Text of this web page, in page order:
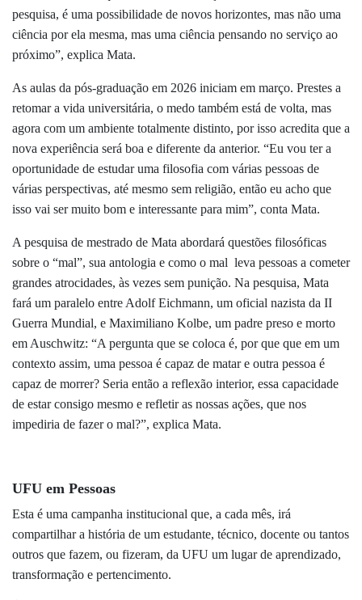
pesquisa, é uma possibilidade de novos horizontes, mas não uma
ciência por ela mesma, mas uma ciência pensando no serviço ao
próximo”, explica Mata.
As aulas da pós-graduação em 2026 iniciam em março. Prestes a
retomar a vida universitária, o medo também está de volta, mas
agora com um ambiente totalmente distinto, por isso acredita que a
nova experiência será boa e diferente da anterior. “Eu vou ter a
oportunidade de estudar uma filosofia com várias pessoas de
várias perspectivas, até mesmo sem religião, então eu acho que
isso vai ser muito bom e interessante para mim”, conta Mata.
A pesquisa de mestrado de Mata abordará questões filosóficas
sobre o “mal”, sua antologia e como o mal leva pessoas a cometer
grandes atrocidades, às vezes sem punição. Na pesquisa, Mata
fará um paralelo entre Adolf Eichmann, um oficial nazista da II
Guerra Mundial, e Maximiliano Kolbe, um padre preso e morto
em Auschwitz: “A pergunta que se coloca é, por que que em um
contexto assim, uma pessoa é capaz de matar e outra pessoa é
capaz de morrer? Seria então a reflexão interior, essa capacidade
de estar consigo mesmo e refletir as nossas ações, que nos
impediria de fazer o mal?”, explica Mata.
UFU em Pessoas
Esta é uma campanha institucional que, a cada mês, irá
compartilhar a história de um estudante, técnico, docente ou tantos
outros que fazem, ou fizeram, da UFU um lugar de aprendizado,
transformação e pertencimento.